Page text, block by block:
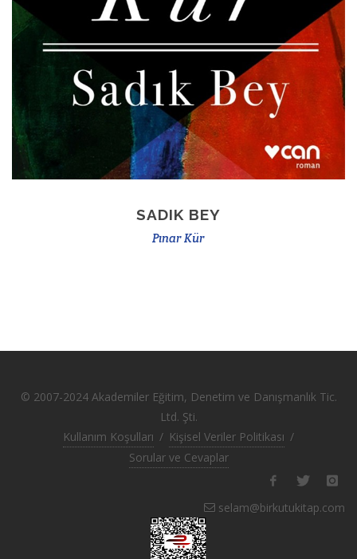
SADIK BEY
Pınar Kür
© 2007-2024 Akademiler Eğitim, Denetim ve Danışmanlık Tic.
Ltd. Şti.
Kullanım Koşulları / Kişisel Veriler Politikası /
Sorular ve Cevaplar
selam@birkutukitap.com